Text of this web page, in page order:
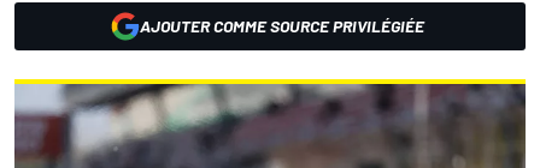
AJOUTER COMME SOURCE PRIVILÉGIÉE